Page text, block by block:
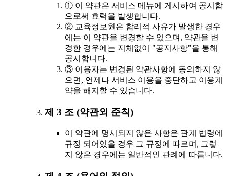
① 이 약관은 서비스 메뉴에 게시하여 공시함
으로써 효력을 발생합니다.
② 교육정보원은 합리적 사유가 발생한 경우
에는 이 약관을 변경할 수 있으며, 약관을 변
경한 경우에는 지체없이 "공지사항"을 통해
공시합니다.
③ 이용자는 변경된 약관사항에 동의하지 않
으면, 언제나 서비스 이용을 중단하고 이용계
약을 해지할 수 있습니다.
제 3 조 (약관외 준칙)
이 약관에 명시되지 않은 사항은 관계 법령에
규정 되어있을 경우 그 규정에 따르며, 그렇
지 않은 경우에는 일반적인 관례에 따릅니다.